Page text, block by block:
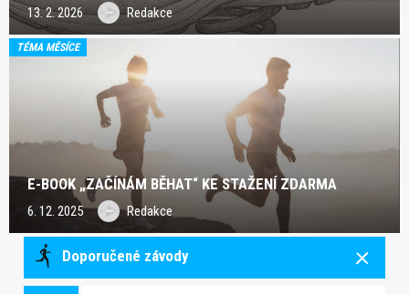
13. 2. 2026 Redakce
TÉMA MĚSÍCE
E-BOOK „ZAČÍNÁM BĚHAT“ KE STAŽENÍ ZDARMA
6. 12. 2025 Redakce
Doporučené závody